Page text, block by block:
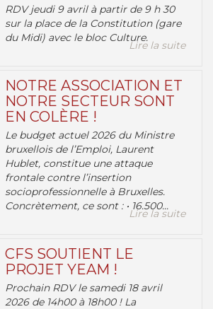
RDV jeudi 9 avril à partir de 9 h 30
sur la place de la Constitution (gare
du Midi) avec le bloc Culture.
Lire la suite
NOTRE ASSOCIATION ET
NOTRE SECTEUR SONT
EN COLÈRE !
Le budget actuel 2026 du Ministre
bruxellois de l’Emploi, Laurent
Hublet, constitue une attaque
frontale contre l’insertion
socioprofessionnelle à Bruxelles.
Concrètement, ce sont : • 16.500...
Lire la suite
CFS SOUTIENT LE
PROJET YEAM !
Prochain RDV le samedi 18 avril
2026 de 14h00 à 18h00 ! La